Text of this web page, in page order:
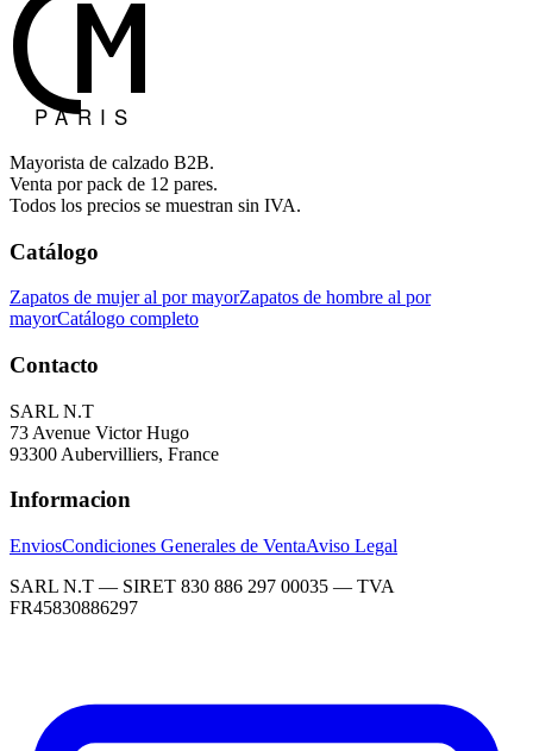
Mayorista de calzado B2B.
Venta por pack de 12 pares.
Todos los precios se muestran sin IVA.
Catálogo
Zapatos de mujer al por mayorZapatos de hombre al por
mayorCatálogo completo
Contacto
SARL N.T
73 Avenue Victor Hugo
93300 Aubervilliers, France
Informacion
EnviosCondiciones Generales de VentaAviso Legal
SARL N.T — SIRET 830 886 297 00035 — TVA
FR45830886297